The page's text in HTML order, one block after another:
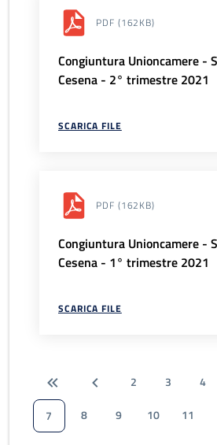
PDF (162KB)
Congiuntura Unioncamere -
Cesena - 2° trimestre 2021
SCARICA FILE
PDF (162KB)
Congiuntura Unioncamere -
Cesena - 1° trimestre 2021
SCARICA FILE
2 3 4
7
8 9 10 11